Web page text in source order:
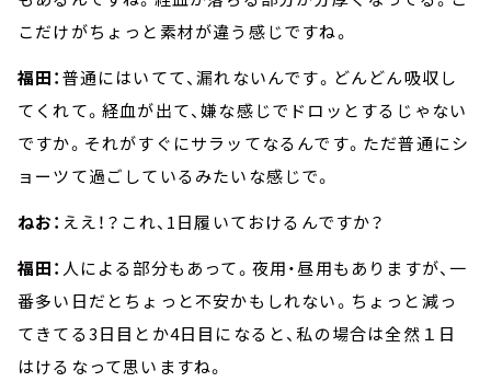
こだけがちょっと素材が違う感じですね。
福田：普通にはいてて、漏れないんです。どんどん吸収し
てくれて。経血が出て、嫌な感じでドロッとするじゃない
ですか。それがすぐにサラッてなるんです。ただ普通にシ
ョーツて過ごしているみたいな感じで。
ねお： ええ！？これ、1日履いておけるんですか？
福田： 人による部分もあって。夜用・昼用もありますが、一
番多い日だとちょっと不安かもしれない。ちょっと減っ
てきてる3日目とか4日目になると、私の場合は全然１日
はけるなって思いますね。